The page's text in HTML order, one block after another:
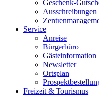
Geschenk-
Service
Anreise
Bürgerbüro
Gästeinformation
Newsletter
Ortsplan
Freizeit & Tourismus